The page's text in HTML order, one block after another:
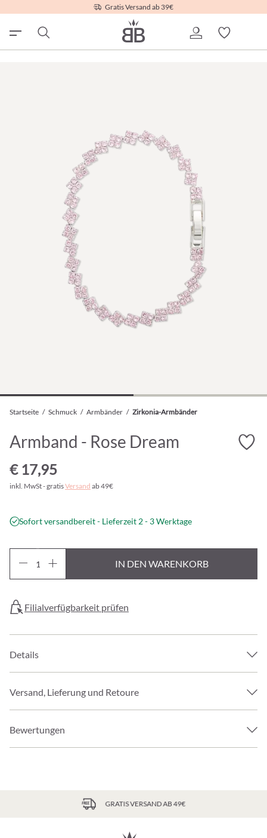
Gratis Versand ab 39€
Startseite / Schmuck / Armbänder / Zirkonia-Armbänder
Armband - Rose Dream
€ 17,95
inkl. MwSt - gratisVersand ab 49€
Sofort versandbereit - Lieferzeit 2 - 3 Werktage
IN DEN WARENKORB
Filialverfügbarkeit prüfen
Details
Versand, Lieferung und Retoure
Bewertungen
GRATIS VERSAND AB 49€